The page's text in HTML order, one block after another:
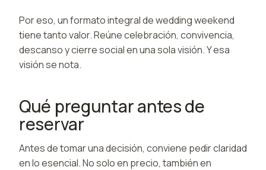
Por eso, un formato integral de wedding weekend
tiene tanto valor. Reúne celebración, convivencia,
descanso y cierre social en una sola visión. Y esa
visión se nota.
Qué preguntar antes de
reservar
Antes de tomar una decisión, conviene pedir claridad
en lo esencial. No solo en precio, también en